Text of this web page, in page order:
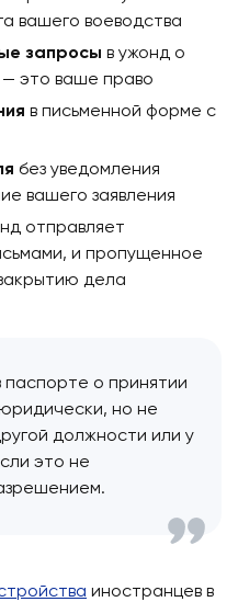
вашего воеводства
запросы в ужонд о
это ваше право
в письменной форме с
без уведомления
вашего заявления
отправляет
и пропущенное
дела
о принятии
но не
должности или у
это не
иностранцев в